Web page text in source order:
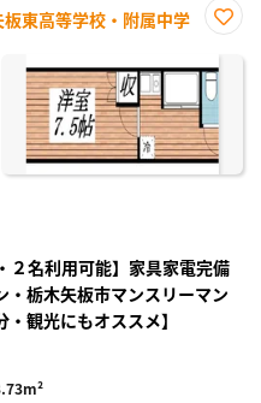
東高等学校・附属中学
に入
り登
録
２名利用可能】家具家電完備
・栃木矢板市マンスリーマン
観光にもオススメ】